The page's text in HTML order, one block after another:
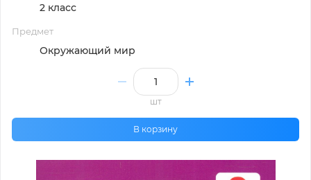
2 класс
Предмет
Окружающий мир
шт
В корзину